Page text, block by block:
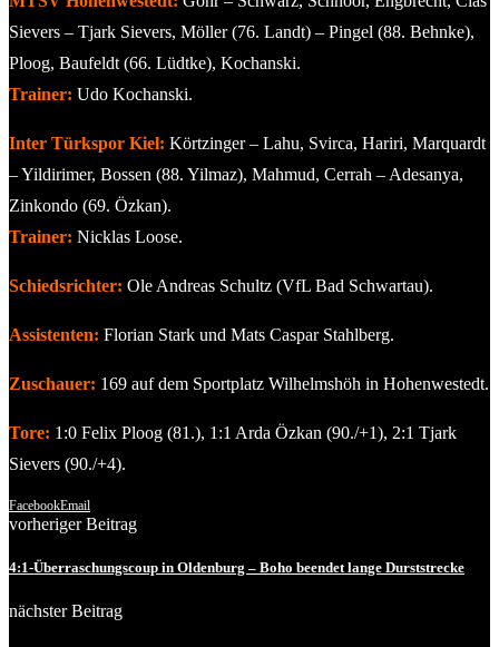
Sievers – Tjark Sievers, Möller (76. Landt) – Pingel (88. Behnke),
Ploog, Baufeldt (66. Lüdtke), Kochanski.
Trainer: Udo Kochanski.
Inter Türkspor Kiel: Körtzinger – Lahu, Svirca, Hariri, Marquardt
– Yildirimer, Bossen (88. Yilmaz), Mahmud, Cerrah – Adesanya,
Zinkondo (69. Özkan).
Trainer: Nicklas Loose.
Schiedsrichter: Ole Andreas Schultz (VfL Bad Schwartau).
Assistenten: Florian Stark und Mats Caspar Stahlberg.
Zuschauer: 169 auf dem Sportplatz Wilhelmshöh in Hohenwestedt.
Tore: 1:0 Felix Ploog (81.), 1:1 Arda Özkan (90./+1), 2:1 Tjark
Sievers (90./+4).
FacebookEmail
vorheriger Beitrag
4:1-Überraschungscoup in Oldenburg – Boho beendet lange Durststrecke
nächster Beitrag